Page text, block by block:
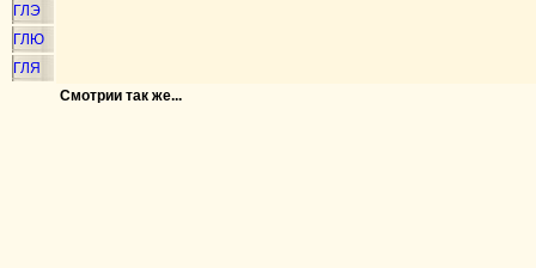
ГЛЭ
ГЛЮ
ГЛЯ
Смотрии так же...